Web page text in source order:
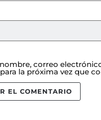
correo
la próxima vez que